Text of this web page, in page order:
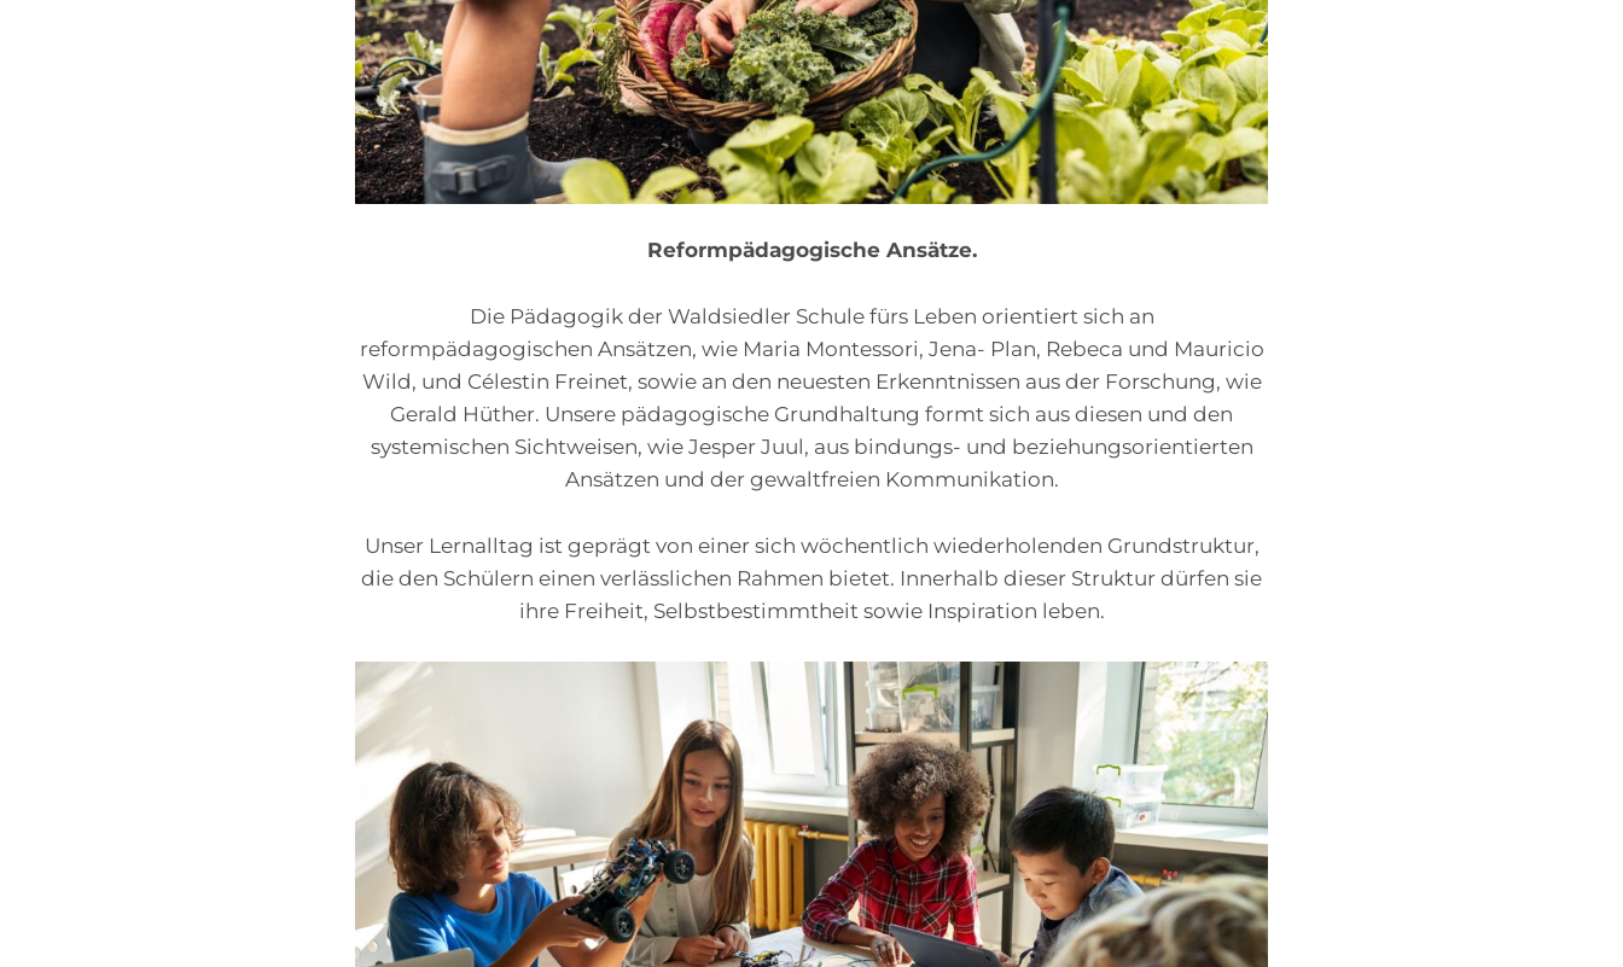
Reformpädagogische Ansätze.
Die Pädagogik der Waldsiedler Schule fürs Leben orientiert sich an
reformpädagogischen Ansätzen, wie Maria Montessori, Jena- Plan, Rebeca und Mauricio
Wild, und Célestin Freinet, sowie an den neuesten Erkenntnissen aus der Forschung, wie
Gerald Hüther. Unsere pädagogische Grundhaltung formt sich aus diesen und den
systemischen Sichtweisen, wie Jesper Juul, aus bindungs- und beziehungsorientierten
Ansätzen und der gewaltfreien Kommunikation.
Unser Lernalltag ist geprägt von einer sich wöchentlich wiederholenden Grundstruktur,
die den Schülern einen verlässlichen Rahmen bietet. Innerhalb dieser Struktur dürfen sie
ihre Freiheit, Selbstbestimmtheit sowie Inspiration leben.